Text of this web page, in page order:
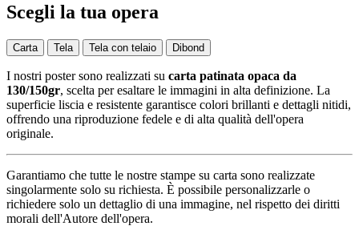
Scegli la tua opera
Carta Tela Tela con telaio Dibond
I nostri poster sono realizzati su carta patinata opaca da
130/150gr, scelta per esaltare le immagini in alta definizione. La
superficie liscia e resistente garantisce colori brillanti e dettagli nitidi,
offrendo una riproduzione fedele e di alta qualità dell'opera
originale.
Garantiamo che tutte le nostre stampe su carta sono realizzate
singolarmente solo su richiesta. È possibile personalizzarle o
richiedere solo un dettaglio di una immagine, nel rispetto dei diritti
morali dell'Autore dell'opera.